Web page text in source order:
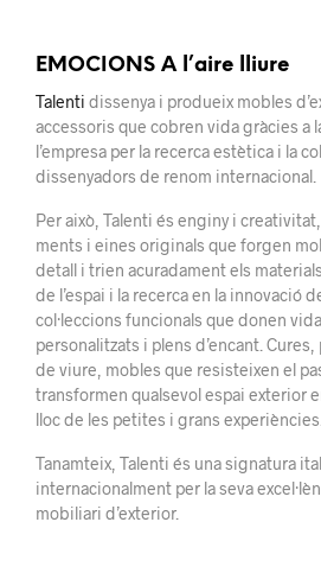
EMOCIONS A l’aire lliure
Talenti dissenya i produeix mobles
accessoris que cobren vida gràcies a
l’empresa per la recerca estètica i la
dissenyadors de renom internacional.
Per això, Talenti és enginy i
ments i eines originals que forgen
detall i trien acuradament els
de l’espai i la recerca en la innovació
col·leccions funcionals que donen
personalitzats i plens d’encant.
de viure, mobles que resisteixen el
transformen qualsevol espai exterior
lloc de les petites i grans experiències.
Tanamteix, Talenti és una signatura
internacionalment per la seva
mobiliari d’exterior.